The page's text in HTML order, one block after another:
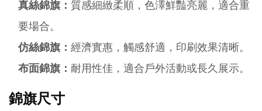
真絲錦旗： 質感細緻柔順，色澤鮮豔亮麗，適合重
要場合。
仿絲錦旗： 經濟實惠，觸感舒適，印刷效果清晰。
布面錦旗： 耐用性佳，適合戶外活動或長久展示。
錦旗尺寸